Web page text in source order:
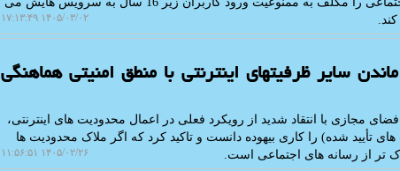
۱۴۰۵/۰۳/۰۲ ۱۷:۱۳:۴۹
سایر ظرفیتهای اینترنتی با منطق امنیتی هماهنگی
مجازی با انتقاد شدید از رویکرد فعلی در اعمال محدودیت های اینترنتی،
تأیید شده) را کاری بیهوده دانست و تاکید کرد که اگر ملاک محدودیت ها
تر از رسانه های اجتماعی است.
۱۴۰۵/۰۲/۲۶ ۱۱:۵۶:۵۱